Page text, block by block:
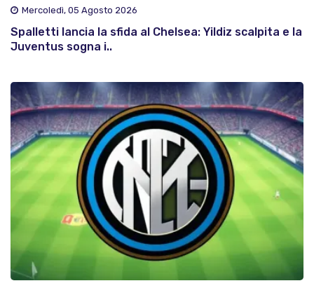
Mercoledì, 05 Agosto 2026
Spalletti lancia la sfida al Chelsea: Yildiz scalpita e la
Juventus sogna i..